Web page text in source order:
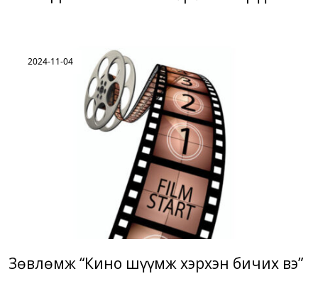
2024-11-04
Зөвлөмж “Кино шүүмж хэрхэн бичих вэ”